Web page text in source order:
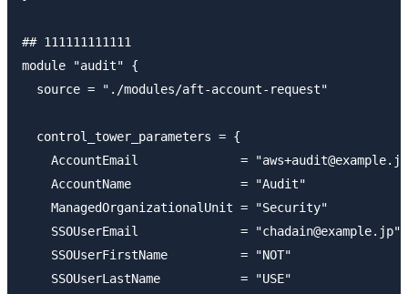
## 111111111111
module "audit" {
  source = "./modules/aft-account-request"
  control_tower_parameters = {
AccountEmail              =
    AccountName               = "Audit"
    ManagedOrganizationalUnit = "Security"
    SSOUserEmail              = "chadain@example.jp"
    SSOUserFirstName          = "NOT"
    SSOUserLastName           = "USE"